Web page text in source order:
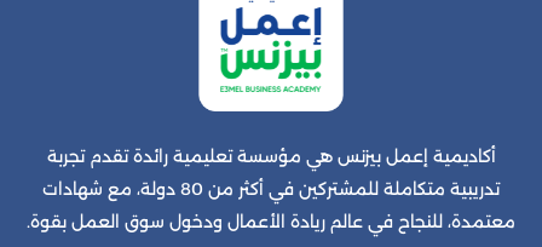
أكاديمية إعمل بيزنس هي مؤسسة تعليمية رائدة تقدم تجربة
تدريبية متكاملة للمشتركين في أكثر من 80 دولة، مع شهادات
معتمدة، للنجاح في عالم ريادة الأعمال ودخول سوق العمل بقوة.